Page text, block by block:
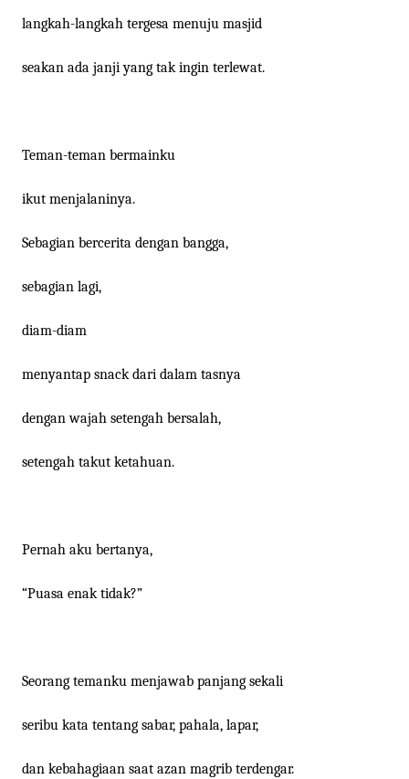
langkah-langkah tergesa menuju masjid
seakan ada janji yang tak ingin terlewat.
Teman-teman bermainku
ikut menjalaninya.
Sebagian bercerita dengan bangga,
sebagian lagi,
diam-diam
menyantap snack dari dalam tasnya
dengan wajah setengah bersalah,
setengah takut ketahuan.
Pernah aku bertanya,
“Puasa enak tidak?”
Seorang temanku menjawab panjang sekali
seribu kata tentang sabar, pahala, lapar,
dan kebahagiaan saat azan magrib terdengar.